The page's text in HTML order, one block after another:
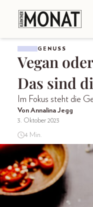
GENUSS
Vegan
Das sind
Im Fokus steht die
Von Annalina Jegg
3. Oktober 2023
4 Min.